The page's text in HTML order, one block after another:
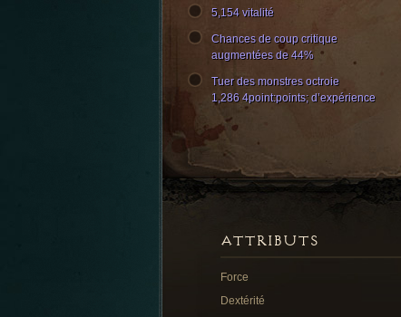
5,154 vitalité
Chances de coup critique
augmentées de 44%
Tuer des monstres octroie
1,286 4point:points; d’expérience
ATTRIBUTS
Force
Dextérité